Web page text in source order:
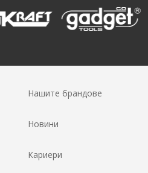
Нашите брандове
Новини
Кариери